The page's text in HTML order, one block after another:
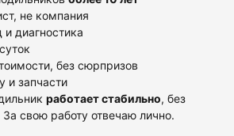
не компания
диагностика
без сюрпризов
и запчасти
работает стабильно, без
свою работу отвечаю лично.